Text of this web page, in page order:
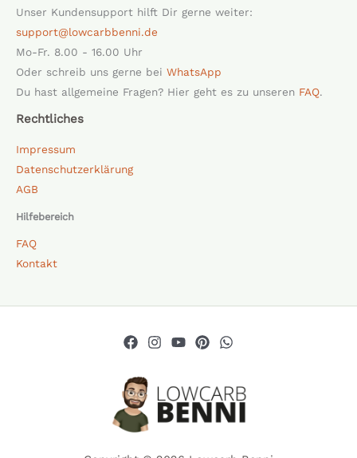
Unser Kundensupport hilft Dir gerne weiter:
support@lowcarbbenni.de
Mo-Fr. 8.00 - 16.00 Uhr
Oder schreib uns gerne bei WhatsApp
Du hast allgemeine Fragen? Hier geht es zu unseren FAQ.
Rechtliches
Impressum
Datenschutzerklärung
AGB
Hilfebereich
FAQ
Kontakt